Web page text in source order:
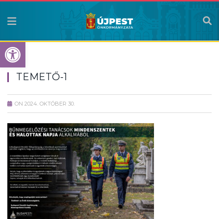
Eszköztár megnyitása
TEMETŐ-1
ON 2024. OKTÓBER 30.